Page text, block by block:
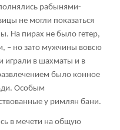
рабынями-
не могли показаться
На пирах не было гетер,
– но зато мужчины вовсю
играли в шахматы и в
было конное
Особым
у римлян бани.
в мечети на общую